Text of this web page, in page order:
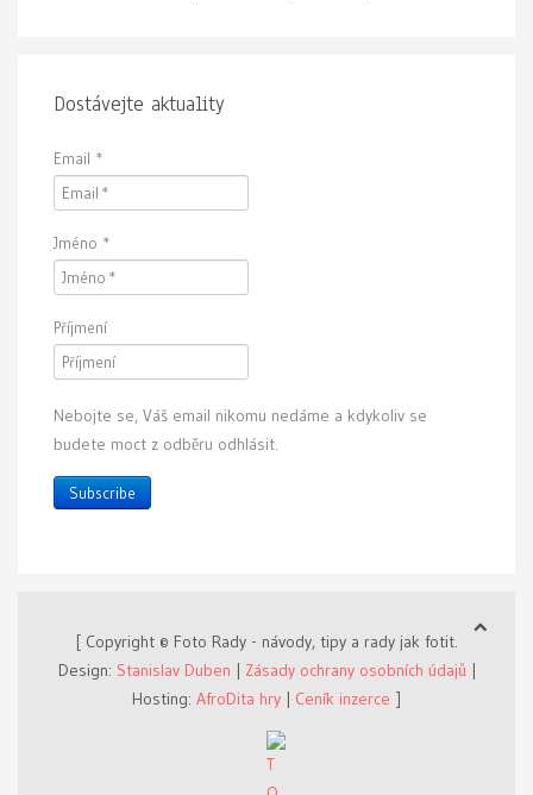
Dostávejte aktuality
Email *
Jméno *
Příjmení
Nebojte se, Váš email nikomu nedáme a kdykoliv se
budete moct z odběru odhlásit.
Subscribe
[ Copyright © Foto Rady - návody, tipy a rady jak fotit.
Design: Stanislav Duben | Zásady ochrany osobních údajů|
Hosting: AfroDita hry | Ceník inzerce ]